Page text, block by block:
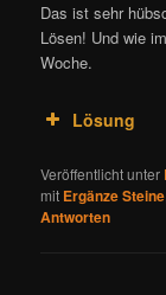
Das ist sehr
Lösen! Und wie
Woche.
Lösung
Veröffentlicht unter
mit Ergänze Steine
Antworten